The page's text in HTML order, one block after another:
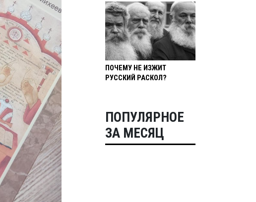
ПОЧЕМУ НЕ ИЗЖИТ
РУССКИЙ РАСКОЛ?
ПОПУЛЯРНОЕ
ЗА МЕСЯЦ